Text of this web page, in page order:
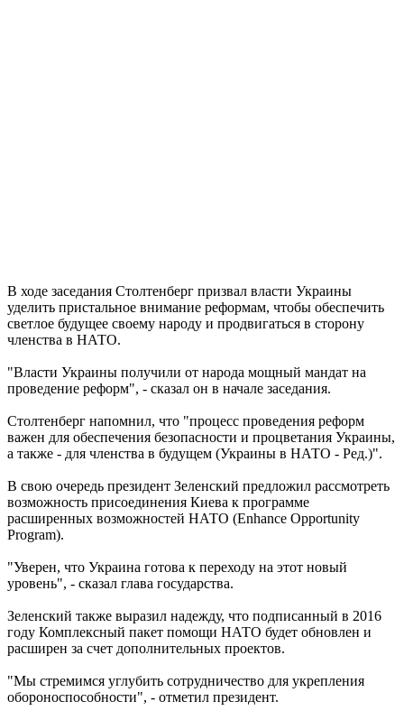
В ходе заседания Столтенберг призвал власти Украины
уделить пристальное внимание реформам, чтобы обеспечить
светлое будущее своему народу и продвигаться в сторону
членства в НАТО.
"Власти Украины получили от народа мощный мандат на
проведение реформ", - сказал он в начале заседания.
Столтенберг напомнил, что "процесс проведения реформ
важен для обеспечения безопасности и процветания Украины,
а также - для членства в будущем (Украины в НАТО - Ред.)".
В свою очередь президент Зеленский предложил рассмотреть
возможность присоединения Киева к программе
расширенных возможностей НАТО (Enhance Opportunity
Program).
"Уверен, что Украина готова к переходу на этот новый
уровень", - сказал глава государства.
Зеленский также выразил надежду, что подписанный в 2016
году Комплексный пакет помощи НАТО будет обновлен и
расширен за счет дополнительных проектов.
"Мы стремимся углубить сотрудничество для укрепления
обороноспособности", - отметил президент.